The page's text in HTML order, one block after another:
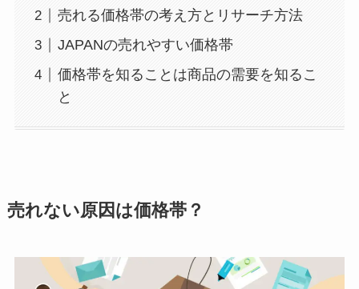
売れる価格帯の考え方とリサーチ方法
JAPANの売れやすい価格帯
価格帯を知ることは商品の需要を知るこ
と
売れない原因は価格帯？